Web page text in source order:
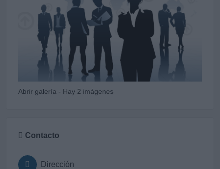
Abrir galería - Hay 2 imágenes
Contacto
Dirección